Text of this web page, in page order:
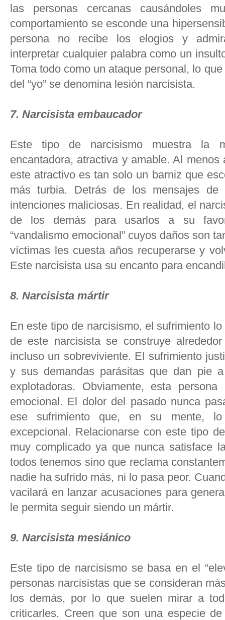
las personas cercanas causándoles
comportamiento se esconde una
persona no recibe los elogios y
interpretar cualquier palabra como un
Toma todo como un ataque personal, lo
del “yo” se denomina lesión narcisista.
7. Narcisista embaucador
Este tipo de narcisismo muestra la
encantadora, atractiva y amable. Al
este atractivo es tan solo un barniz que
más turbia. Detrás de los mensajes de
intenciones maliciosas. En realidad, el
de los demás para usarlos a su
“vandalismo emocional” cuyos daños son
víctimas les cuesta años recuperarse y
Este narcisista usa su encanto para
8. Narcisista mártir
En este tipo de narcisismo, el sufrimiento
de este narcisista se construye
incluso un sobreviviente. El sufrimiento
y sus demandas parásitas que dan pie
explotadoras. Obviamente, esta
emocional. El dolor del pasado nunca
ese sufrimiento que, en su mente,
excepcional. Relacionarse con este tipo
muy complicado ya que nunca satisface
todos tenemos sino que reclama
nadie ha sufrido más, ni lo pasa peor.
vacilará en lanzar acusaciones para
le permita seguir siendo un mártir.
9. Narcisista mesiánico
Este tipo de narcisismo se basa en el
personas narcisistas que se consideran
los demás, por lo que suelen mirar a
criticarles. Creen que son una especie